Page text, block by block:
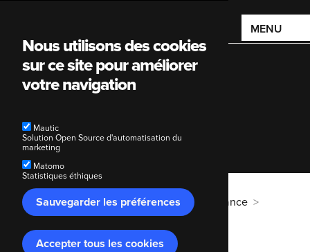
Main
navigation
MENU
Revue de code
Breadcrumb
Code Enigma Nos services Assistance
Revue de code
Nous utilisons des cookies
sur ce site pour améliorer
votre navigation
Mautic
Solution Open Source d'automatisation du
marketing
Matomo
Statistiques éthiques
Sauvegarder les préférences
Accepter tous les cookies